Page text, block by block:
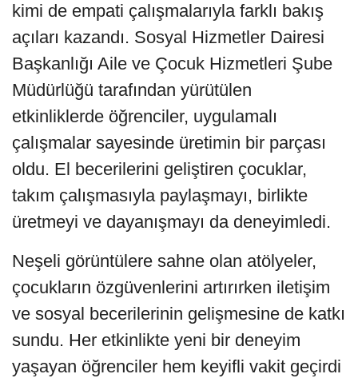
kimi de empati çalışmalarıyla farklı bakış
açıları kazandı. Sosyal Hizmetler Dairesi
Başkanlığı Aile ve Çocuk Hizmetleri Şube
Müdürlüğü tarafından yürütülen
etkinliklerde öğrenciler, uygulamalı
çalışmalar sayesinde üretimin bir parçası
oldu. El becerilerini geliştiren çocuklar,
takım çalışmasıyla paylaşmayı, birlikte
üretmeyi ve dayanışmayı da deneyimledi.
Neşeli görüntülere sahne olan atölyeler,
çocukların özgüvenlerini artırırken iletişim
ve sosyal becerilerinin gelişmesine de katkı
sundu. Her etkinlikte yeni bir deneyim
yaşayan öğrenciler hem keyifli vakit geçirdi